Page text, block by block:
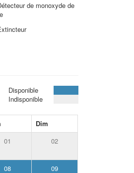
de monoxyde de
Disponible
Indisponible
Dim
01 02
08
09